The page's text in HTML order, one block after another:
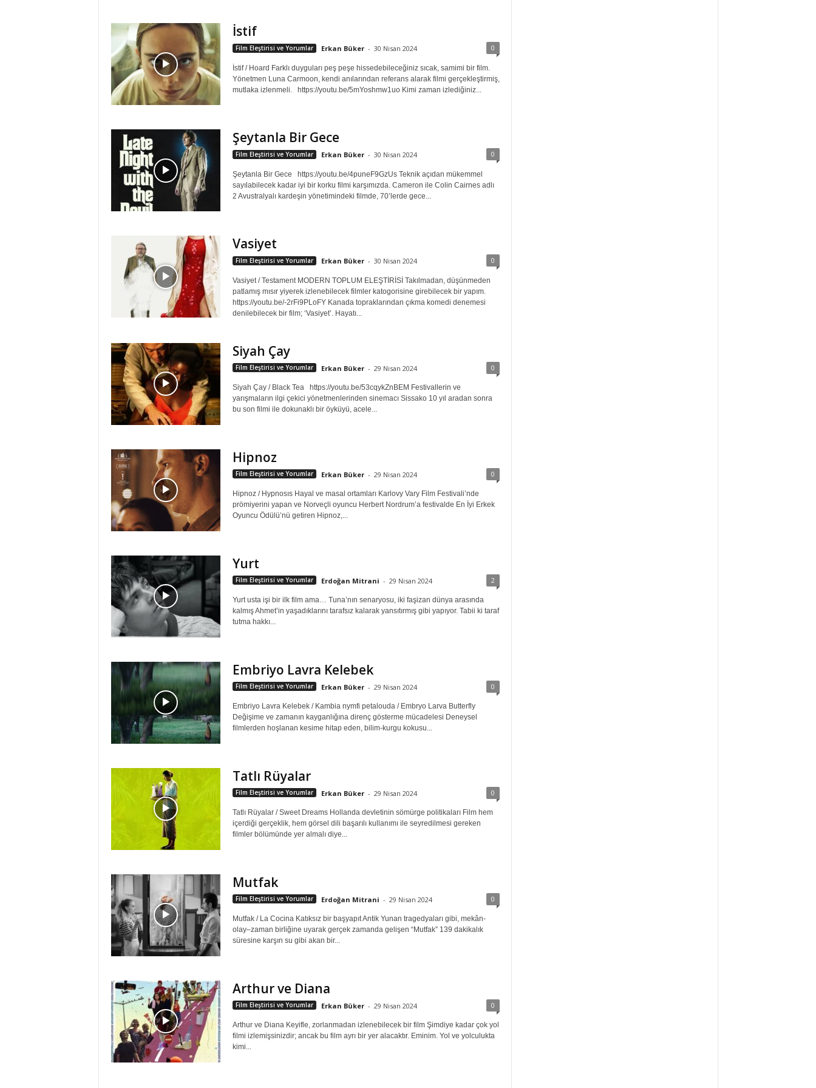
İstif
Film Eleştirisi ve Yorumlar Erkan Büker - 30 Nisan 2024 0
İstif / Hoard Farklı duyguları peş peşe hissedebileceğiniz sıcak, samimi bir film.
Yönetmen Luna Carmoon, kendi anılarından referans alarak filmi gerçekleştirmiş,
mutlaka izlenmeli. https://youtu.be/5mYoshmw1uo Kimi zaman izlediğiniz...
Şeytanla Bir Gece
Film Eleştirisi ve Yorumlar Erkan Büker - 30 Nisan 2024 0
Şeytanla Bir Gece https://youtu.be/4puneF9GzUs Teknik açıdan mükemmel
sayılabilecek kadar iyi bir korku filmi karşımızda. Cameron ile Colin Cairnes adlı
2 Avustralyalı kardeşin yönetimindeki filmde, 70’lerde gece...
Vasiyet
Film Eleştirisi ve Yorumlar Erkan Büker - 30 Nisan 2024 0
Vasiyet / Testament MODERN TOPLUM ELEŞTİRİSİ Takılmadan, düşünmeden
patlamış mısır yiyerek izlenebilecek filmler katogorisine girebilecek bir yapım.
https://youtu.be/-2rFi9PLoFY Kanada topraklarından çıkma komedi denemesi
denilebilecek bir film; ‘Vasiyet’. Hayatı...
Siyah Çay
Film Eleştirisi ve Yorumlar Erkan Büker - 29 Nisan 2024 0
Siyah Çay / Black Tea https://youtu.be/53cqykZnBEM Festivallerin ve
yarışmaların ilgi çekici yönetmenlerinden sinemacı Sissako 10 yıl aradan sonra
bu son filmi ile dokunaklı bir öyküyü, acele...
Hipnoz
Film Eleştirisi ve Yorumlar Erkan Büker - 29 Nisan 2024 0
Hipnoz / Hypnosıs Hayal ve masal ortamları Karlovy Vary Film Festivali’nde
prömiyerini yapan ve Norveçli oyuncu Herbert Nordrum’a festivalde En İyi Erkek
Oyuncu Ödülü’nü getiren Hipnoz,...
Yurt
Film Eleştirisi ve Yorumlar Erdoğan Mitrani - 29 Nisan 2024 2
Yurt usta işi bir ilk film ama… Tuna’nın senaryosu, iki faşizan dünya arasında
kalmış Ahmet’in yaşadıklarını tarafsız kalarak yansıtırmış gibi yapıyor. Tabii ki taraf
tutma hakkı...
Embriyo Lavra Kelebek
Film Eleştirisi ve Yorumlar Erkan Büker - 29 Nisan 2024 0
Embriyo Lavra Kelebek / Kambia nymfi petalouda / Embryo Larva Butterfly
Değişime ve zamanın kayganlığına direnç gösterme mücadelesi Deneysel
filmlerden hoşlanan kesime hitap eden, bilim-kurgu kokusu...
Tatlı Rüyalar
Film Eleştirisi ve Yorumlar Erkan Büker - 29 Nisan 2024 0
Tatlı Rüyalar / Sweet Dreams Hollanda devletinin sömürge politikaları Film hem
içerdiği gerçeklik, hem görsel dili başarılı kullanımı ile seyredilmesi gereken
filmler bölümünde yer almalı diye...
Mutfak
Film Eleştirisi ve Yorumlar Erdoğan Mitrani - 29 Nisan 2024 0
Mutfak / La Cocina Katıksız bir başyapıt Antik Yunan tragedyaları gibi, mekân-
olay–zaman birliğine uyarak gerçek zamanda gelişen “Mutfak” 139 dakikalık
süresine karşın su gibi akan bir...
Arthur ve Diana
Film Eleştirisi ve Yorumlar Erkan Büker - 29 Nisan 2024 0
Arthur ve Diana Keyifle, zorlanmadan izlenebilecek bir film Şimdiye kadar çok yol
filmi izlemişsinizdir; ancak bu film ayrı bir yer alacaktır. Eminim. Yol ve yolculukta
kimi...